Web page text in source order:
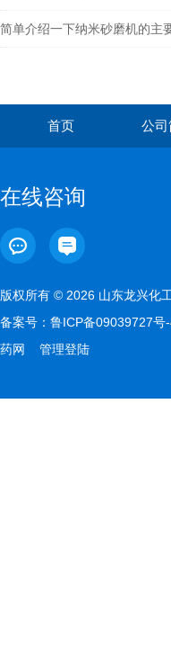
首页 公司
在线咨询
版权所有 © 2026 山东龙兴化
备案号： 鲁ICP备09039727号
药网
管理登陆